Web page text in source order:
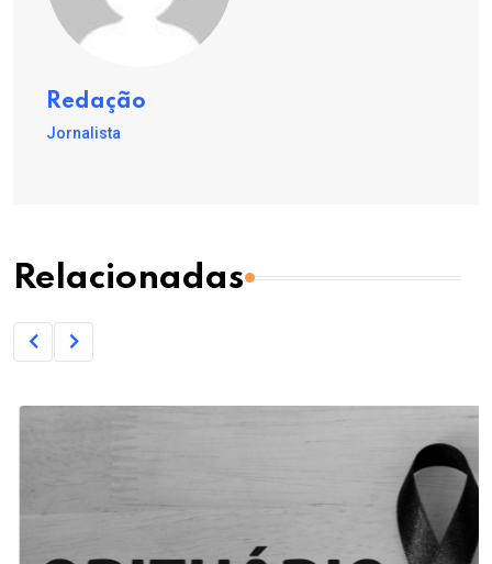
Redação
Jornalista
Relacionadas